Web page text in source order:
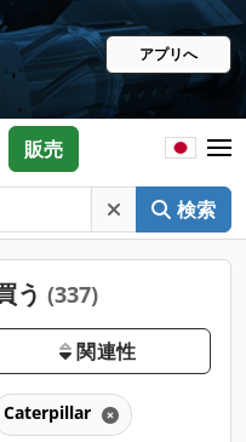
アプリへ
検索
販売
う (337)
関連性
Caterpillar